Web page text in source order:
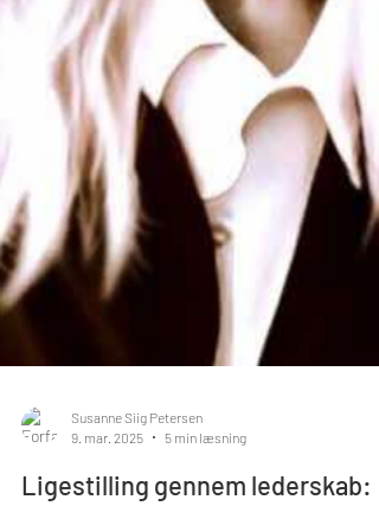
Susanne Siig Petersen
9. mar. 2025
5 min læsning